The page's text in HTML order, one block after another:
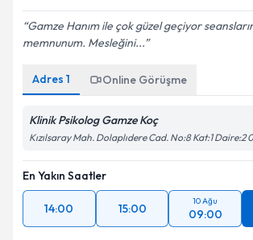
Gamze Hanım ile çok güzel geçiyor
memnunum. Mesleğini...
Adres 1 Online Görüşme
Klinik Psikolog Gamze Koç
Kızılsaray Mah. Dolaplıdere Cad. No:8 Kat:1 Daire:2
En Yakın Saatler
14:00 15:00
10 Ağu
09:00